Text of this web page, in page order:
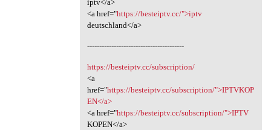
iptv</a>
<a href="https://besteiptv.cc/">iptv
deutschland</a>
----------------------------------------
https://besteiptv.cc/subscription/
<a
href="https://besteiptv.cc/subscription/">IPTVKOP
EN</a>
<a href="https://besteiptv.cc/subscription/">IPTV
KOPEN</a>